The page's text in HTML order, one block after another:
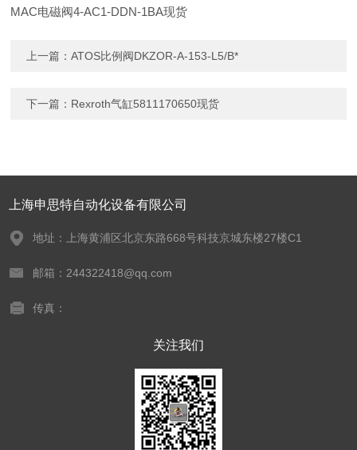
MAC电磁阀4-AC1-DDN-1BA现货
上一篇：ATOS比例阀DKZOR-A-153-L5/B*
下一篇： Rexroth气缸5811170650现货
上海申思特自动化设备有限公司
地址：上海黄浦区北京东路668号科技京城东楼27楼C1
邮箱：244322418@qq.com
传真：
关注我们